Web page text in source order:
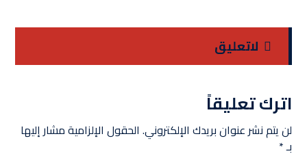
لاتعلیق
اترك تعليقاً
لن يتم نشر عنوان بريدك الإلكتروني. الحقول الإلزامية مشار إليها
بـ*